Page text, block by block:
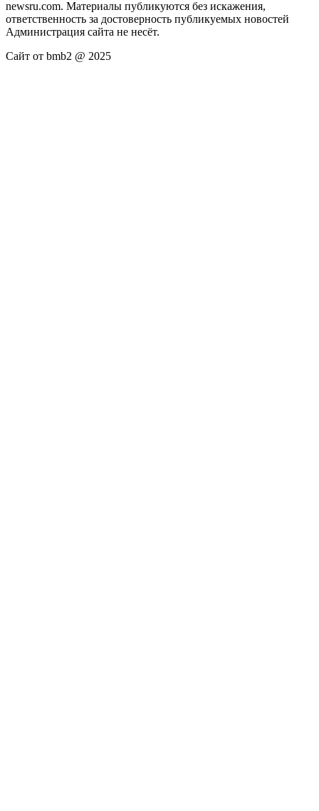
newsru.com. Материалы публикуются без искажения,
ответственность за достоверность публикуемых новостей
Администрация сайта не несёт.
Сайт от bmb2 @ 2025